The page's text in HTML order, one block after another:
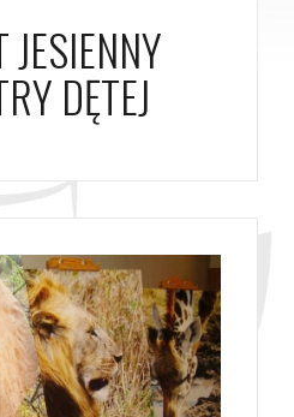
JESIENNY
DĘTEJ